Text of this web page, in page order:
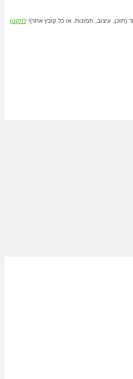
(תוכן, עיצוב, תמונות, או כל קובץ אחר)! לתקנון